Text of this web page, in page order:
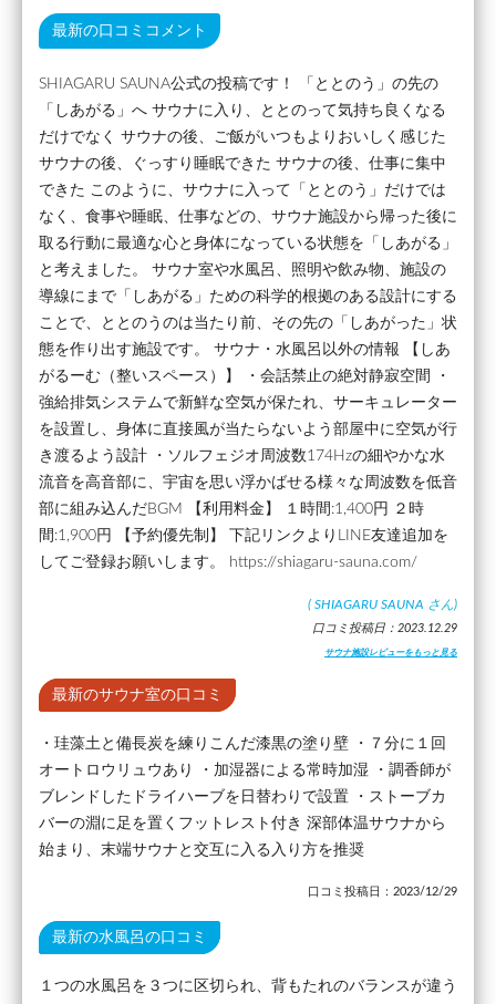
最新の口コミコメント
SHIAGARU SAUNA公式の投稿です！ 「ととのう」の先の
「しあがる」へ サウナに入り、ととのって気持ち良くなる
だけでなく サウナの後、ご飯がいつもよりおいしく感じた
サウナの後、ぐっすり睡眠できた サウナの後、仕事に集中
できた このように、サウナに入って「ととのう」だけでは
なく、食事や睡眠、仕事などの、サウナ施設から帰った後に
取る行動に最適な心と身体になっている状態を「しあがる」
と考えました。 サウナ室や水風呂、照明や飲み物、施設の
導線にまで「しあがる」ための科学的根拠のある設計にする
ことで、ととのうのは当たり前、その先の「しあがった」状
態を作り出す施設です。 サウナ・水風呂以外の情報 【しあ
がるーむ（整いスペース）】 ・会話禁止の絶対静寂空間 ・
強給排気システムで新鮮な空気が保たれ、サーキュレーター
を設置し、身体に直接風が当たらないよう部屋中に空気が行
き渡るよう設計 ・ソルフェジオ周波数174Hzの細やかな水
流音を高音部に、宇宙を思い浮かばせる様々な周波数を低音
部に組み込んだBGM 【利用料金】 １時間:1,400円 ２時
間:1,900円 【予約優先制】 下記リンクよりLINE友達追加を
してご登録お願いします。 https://shiagaru-sauna.com/
( SHIAGARU SAUNA さん)
口コミ投稿日：2023.12.29
サウナ施設レビューをもっと見る
最新のサウナ室の口コミ
・珪藻土と備長炭を練りこんだ漆黒の塗り壁 ・７分に１回
オートロウリュウあり ・加湿器による常時加湿 ・調香師が
ブレンドしたドライハーブを日替わりで設置 ・ストーブカ
バーの淵に足を置くフットレスト付き 深部体温サウナから
始まり、末端サウナと交互に入る入り方を推奨
口コミ投稿日：2023/12/29
最新の水風呂の口コミ
１つの水風呂を３つに区切られ、背もたれのバランスが違う